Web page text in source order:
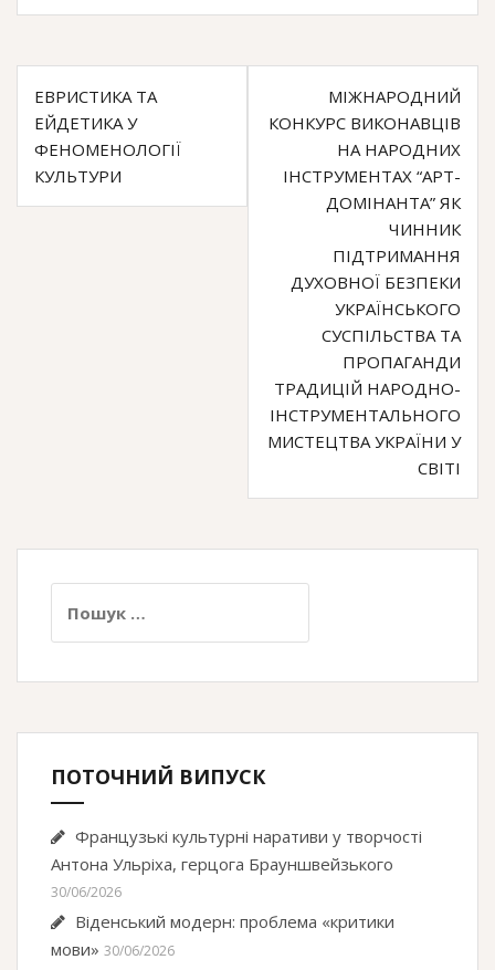
c
o
o
k
i
e
r
l
r
Навігація
записів
ЕВРИСТИКА ТА
ЕЙДЕТИКА У
ФЕНОМЕНОЛОГІЇ
КУЛЬТУРИ
МІЖНАРОДНИЙ
КОНКУРС ВИКОНАВЦІВ
НА НАРОДНИХ
ІНСТРУМЕНТАХ “АРТ-
ДОМІНАНТА” ЯК
ЧИННИК
ПІДТРИМАННЯ
ДУХОВНОЇ БЕЗПЕКИ
УКРАЇНСЬКОГО
СУСПІЛЬСТВА ТА
ПРОПАГАНДИ
ТРАДИЦІЙ НАРОДНО-
ІНСТРУМЕНТАЛЬНОГО
МИСТЕЦТВА УКРАЇНИ У
СВІТІ
ПОТОЧНИЙ ВИПУСК
Французькі культурні наративи у творчості
Антона Ульріха, герцога Брауншвейзького
30/06/2026
Віденський модерн: проблема «критики
мови» 30/06/2026